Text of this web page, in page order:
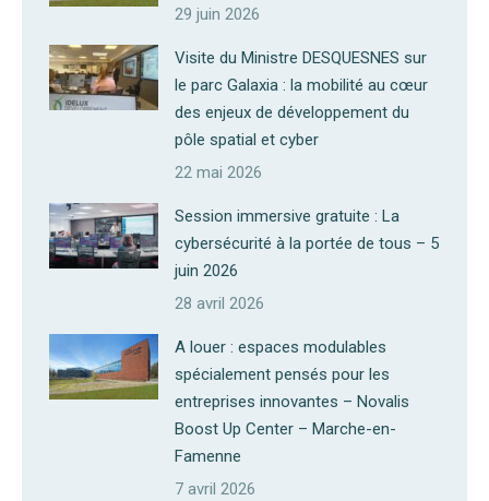
29 juin 2026
Visite du Ministre DESQUESNES sur
le parc Galaxia : la mobilité au cœur
des enjeux de développement du
pôle spatial et cyber
22 mai 2026
Session immersive gratuite : La
cybersécurité à la portée de tous – 5
juin 2026
28 avril 2026
A louer : espaces modulables
spécialement pensés pour les
entreprises innovantes – Novalis
Boost Up Center – Marche-en-
Famenne
7 avril 2026